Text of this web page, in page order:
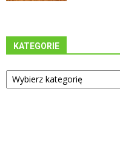
KATEGORIE
Kategorie